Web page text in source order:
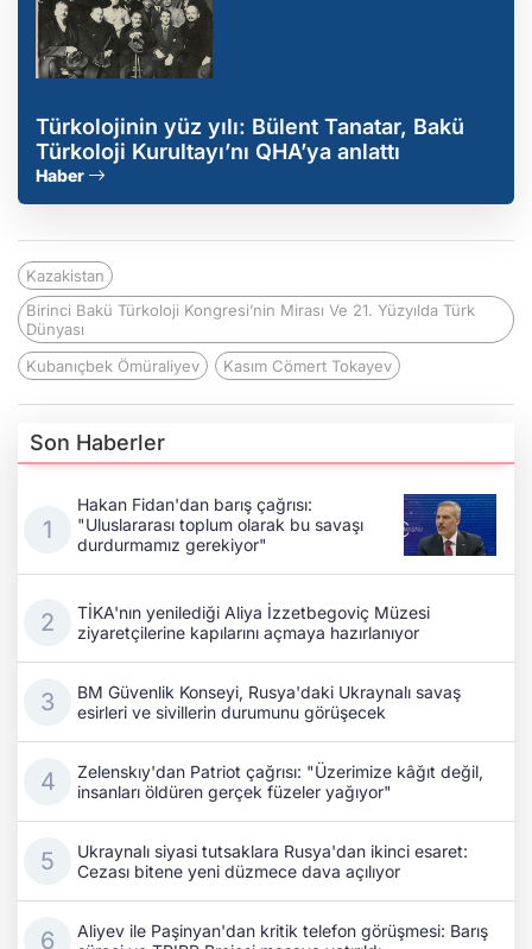
Türkolojinin yüz yılı: Bülent Tanatar, Bakü
Türkoloji Kurultayı’nı QHA’ya anlattı
Haber
Kazakistan
Birinci Bakü Türkoloji Kongresi’nin Mirası Ve 21. Yüzyılda Türk
Dünyası
Kubanıçbek Ömüraliyev
Kasım Cömert Tokayev
Son Haberler
Hakan Fidan'dan barış çağrısı:
"Uluslararası toplum olarak bu savaşı
durdurmamız gerekiyor"
TİKA'nın yenilediği Aliya İzzetbegoviç Müzesi
ziyaretçilerine kapılarını açmaya hazırlanıyor
BM Güvenlik Konseyi, Rusya'daki Ukraynalı savaş
esirleri ve sivillerin durumunu görüşecek
Zelenskıy'dan Patriot çağrısı: "Üzerimize kâğıt değil,
insanları öldüren gerçek füzeler yağıyor"
Ukraynalı siyasi tutsaklara Rusya'dan ikinci esaret:
Cezası bitene yeni düzmece dava açılıyor
Aliyev ile Paşinyan'dan kritik telefon görüşmesi: Barış